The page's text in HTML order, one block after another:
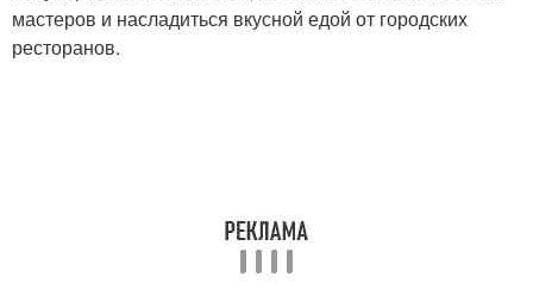
мастеров и насладиться вкусной едой от городских
ресторанов.